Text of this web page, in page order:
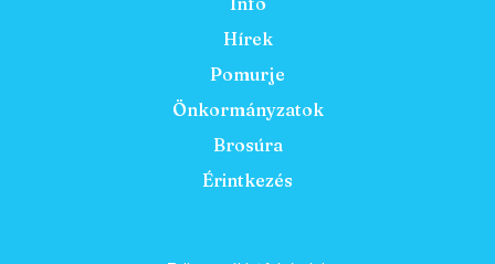
Hírek
Pomurje
Önkormányzatok
Brosúra
Érintkezés